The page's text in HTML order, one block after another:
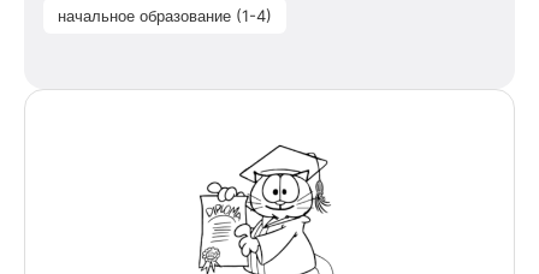
начальное образование (1-4)